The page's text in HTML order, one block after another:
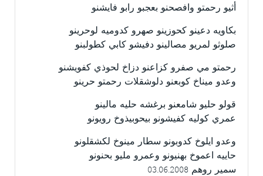
أثيو رحمتو وافصحنو بعجبو رابو فايشنو
بكاويه دعينو كحوزينو صهرو كدوميه لوحرينو
صلوثو لمريو مصالينو دفيشو كابي كطولبنو
رحمتو مي صفرو كزاعنو دزاخ لحوذي كفويشنو
وعدو ميناخ كوبعنو دلوشقلات رحمتو حرينو
قولو حليو شامعنو برغشه حليه مالينو
عمري كوليه كفيشونو بيحوبيذوخ رويونو
وعدو ايلوخ كدوبونو سطار مينوخ لكشقلونو
حاييه اعموخ بهنيونو وعمرو مليو بحنونو
سمير روهم 03.06.2008